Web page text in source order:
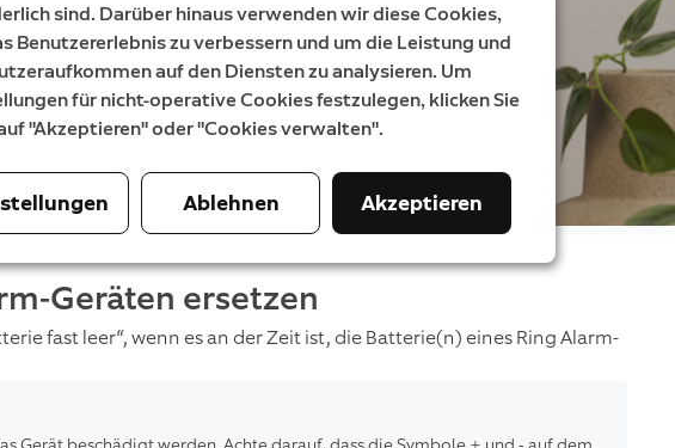
Geräten ersetzen
fast leer“, wenn es an der Zeit ist, die Batterie(n) eines Ring Alarm-
sind. Darüber hinaus verwenden wir diese Cookies,
Benutzererlebnis zu verbessern und um die Leistung und
auf den Diensten zu analysieren. Um
für nicht-operative Cookies festzulegen, klicken Sie
"Akzeptieren" oder "Cookies verwalten".
Ablehnen Akzeptieren